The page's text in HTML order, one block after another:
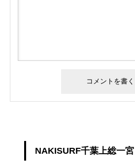
NAKISURF千葉上総一宮